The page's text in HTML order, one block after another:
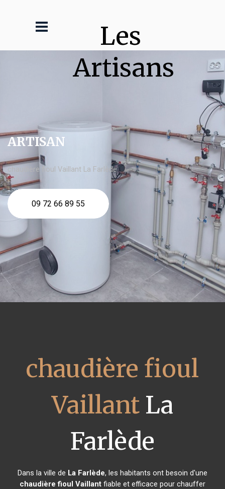
Les
Artisans
ARTISAN
chaudière fioul Vaillant La Farlède
09 72 66 89 55
chaudière fioul
VaillantLa
Farlède
Dans la ville de La Farlède, les habitants ont besoin d'une
chaudière fioul Vaillantfiable et efficace pour chauffer